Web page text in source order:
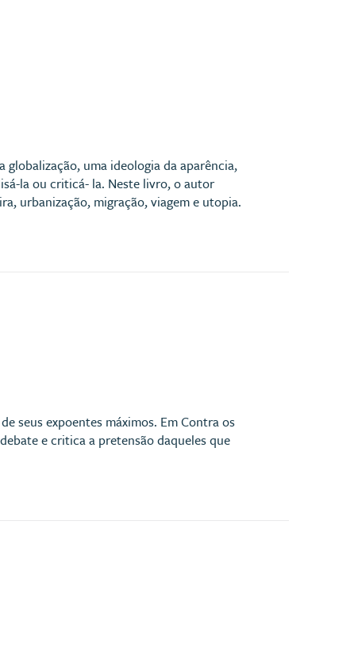
uma ideologia da aparência,
la ou criticá- la. Neste livro, o autor
urbanização, migração, viagem e utopia.
seus expoentes máximos. Em Contra os
e critica a pretensão daqueles que